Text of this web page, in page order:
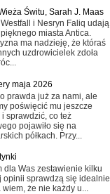
Świtu, Sarah J. Maas
i Nesryn Faliq udają
miasta Antica.
ma nadzieję, że któraś
uzdrowicielek zdoła
maja 2026
prawda już za nami, ale
poświęcić mu jeszcze
sprawdzić, co też
pojawiło się na
półkach. Przy...
dla Was zestawienie kilku
opinii sprawdzą się idealnie
że nie każdy u...